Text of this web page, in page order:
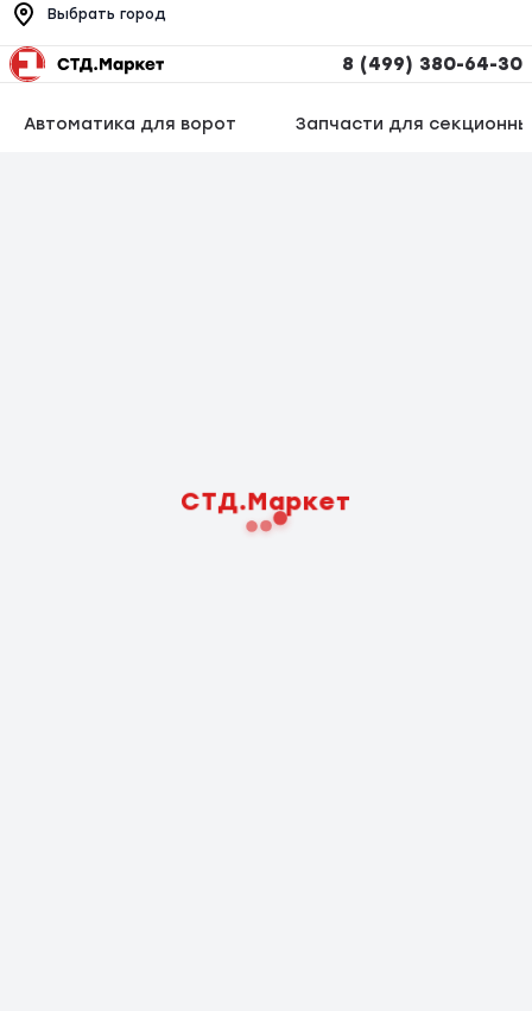
Выбрать город
8 (499) 380-64-30
Автоматика для ворот Запчасти для
СТД.Маркет